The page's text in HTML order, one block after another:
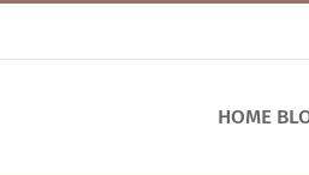
HOME